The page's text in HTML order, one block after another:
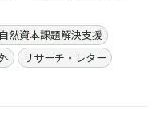
然資本課題解決支援
リサーチ・レター